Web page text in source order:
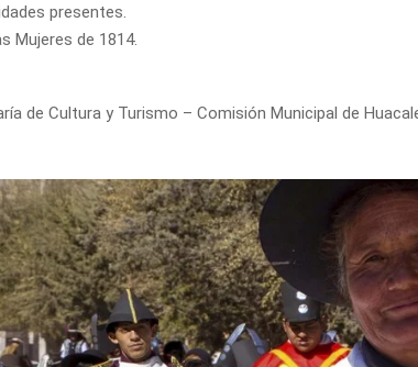
presentes.
Mujeres de 1814.
de Cultura y Turismo – Comisión Municipal de